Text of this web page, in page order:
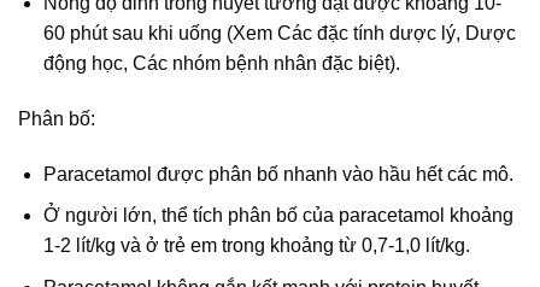
60 phút sau khi uống (Xem Các đặc tính dược lý, Dược
động học, Các nhóm bệnh nhân đặc biệt).
Phân bố:
Paracetamol được phân bố nhanh vào hầu hết các mô.
Ở người lớn, thể tích phân bố của paracetamol khoảng
1-2 lít/kg và ở trẻ em trong khoảng từ 0,7-1,0 lít/kg.